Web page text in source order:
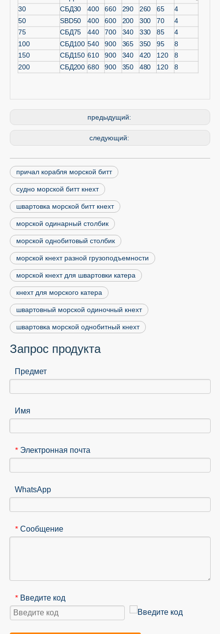
30 СБД30 400 660 290 260 65
4
50
SBD50 400 600 200 300 70
4
75
СБД75 440 700 340 330 85
4
100
СБД100 540 900 365 350 95 8
150 СБД150 610 900 340 420 120 8
200 СБД200 680 900 350 480 120 8
предыдущий:
следующий:
причал корабля морской битт
судно морской битт кнехт
швартовка морской битт кнехт
морской одинарный столбик
морской однобитовый столбик
морской кнехт разной грузоподъемности
морской кнехт для швартовки катера
кнехт для морского катера
швартовный морской одиночный кнехт
швартовка морской однобитный кнехт
Запрос продукта
Предмет
Имя
* Электронная почта
WhatsApp
* Сообщение
* Введите код